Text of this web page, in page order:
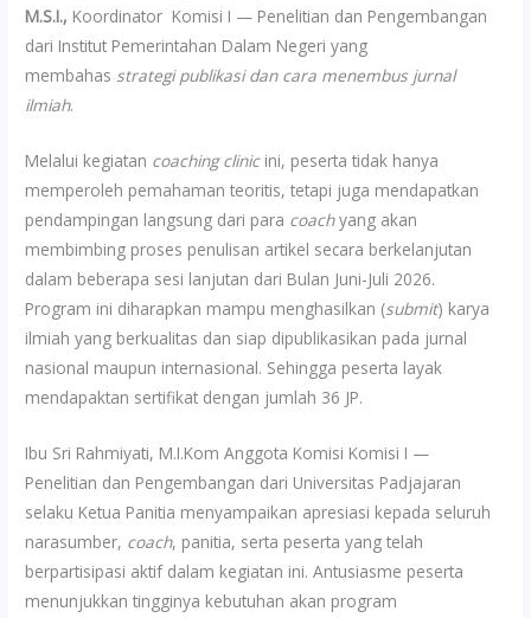
M.S.I., Koordinator Komisi I — Penelitian dan Pengembangan
dari Institut Pemerintahan Dalam Negeri yang
membahas strategi publikasi dan cara menembus jurnal
ilmiah.
Melalui kegiatan coaching clinicini, peserta tidak hanya
memperoleh pemahaman teoritis, tetapi juga mendapatkan
pendampingan langsung dari para coachyang akan
membimbing proses penulisan artikel secara berkelanjutan
dalam beberapa sesi lanjutan dari Bulan Juni-Juli 2026.
Program ini diharapkan mampu menghasilkan (submit) karya
ilmiah yang berkualitas dan siap dipublikasikan pada jurnal
nasional maupun internasional. Sehingga peserta layak
mendapaktan sertifikat dengan jumlah 36 JP.
Ibu Sri Rahmiyati, M.I.Kom Anggota Komisi Komisi I —
Penelitian dan Pengembangan dari Universitas Padjajaran
selaku Ketua Panitia menyampaikan apresiasi kepada seluruh
narasumber, coach, panitia, serta peserta yang telah
berpartisipasi aktif dalam kegiatan ini. Antusiasme peserta
menunjukkan tingginya kebutuhan akan program